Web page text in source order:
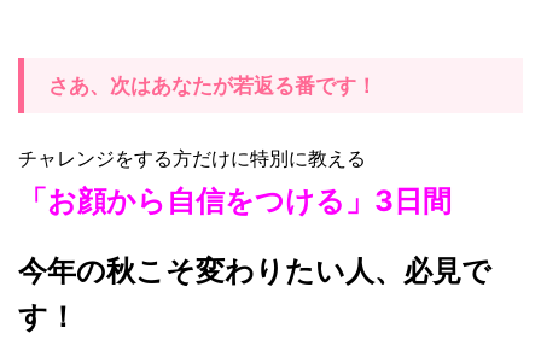
さあ、次はあなたが若返る番です！
チャレンジをする方だけに特別に教える
「お顔から自信をつける」3日間
今年の秋こそ変わりたい人、必見で
す！